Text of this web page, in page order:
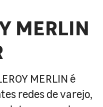
MERLIN
MERLIN é
redes de varejo,